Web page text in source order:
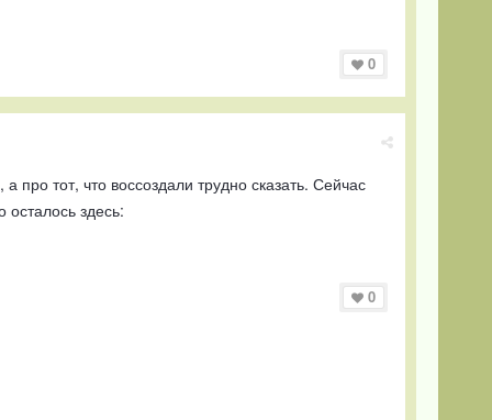
0
про тот, что воссоздали трудно сказать. Сейчас
здесь:
0